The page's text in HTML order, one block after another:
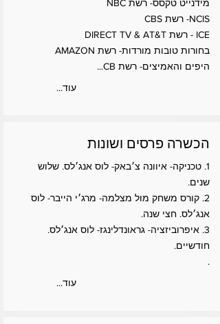
מידנייט טקסס- רשת NBC
NCIS- רשת CBS
ICE - רשת DIRECT TV & AT&T
בחורות טובות מורדות- רשת AMAZON
היפים והאמיצים- רשת CB...
...עוד
הכשרה פרסים ושונות
1. טכניקה- איוונה צ׳באק- לוס אנג׳לס. שלוש
שנים.
2. קורס משחק מול מצלמה- מרג׳י הייבר- לוס
אנג׳לס. חצי שנה.
3. איפרוביזציה- גראונדלינגז- לוס אנג׳לס.
חודשיים.
.
...עוד